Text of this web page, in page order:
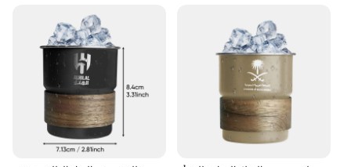
member? These Saudi Arabian coffee cups are an
excellent choice. Their traditional design and
practicality make them a versatile present that can
be appreciated by anyone. The cups are also
available for wholesale, making them an excellent
option for vendors and suppliers looking to expand
their product range. Whether you're looking to
purchase for personal use or for your business,
these cups are a fantastic choice, offering both
quality and style.